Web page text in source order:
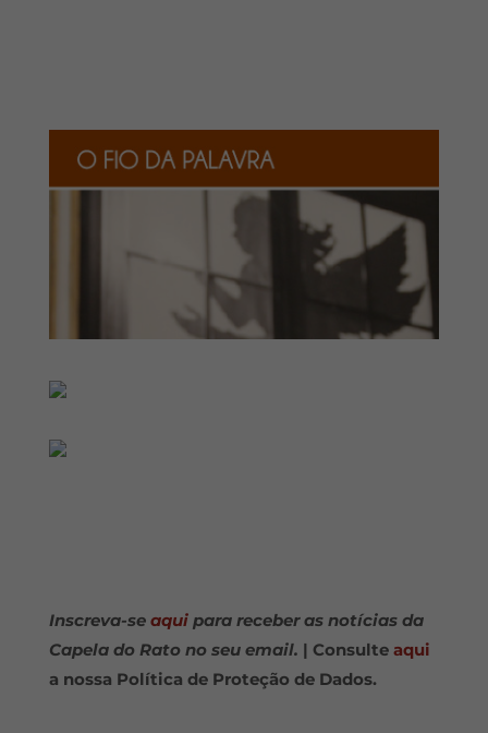
Inscreva-se aquipara receber as notícias da
Capela do Rato no seu email. | Consulte aqui
a nossa Política de Proteção de Dados.